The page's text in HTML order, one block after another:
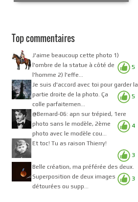
Top commentaires
5
J'aime beaucoup cette photo 1)
l'ombre de la statue à côté de
l'homme 2) l'effe...
5
Je suis d'accord avec toi pour garder la
partie droite de la photo. Ça
colle parfaitemen...
4
@Bernard-06: apn sur trépied, 1ere
photo sans le modèle, 2ème
photo avec le modèle cou...
3
Et toc! Tu as raison Thierry!
3
Belle création, ma préférée des deux.
Superposition de deux images
détourées ou supp...